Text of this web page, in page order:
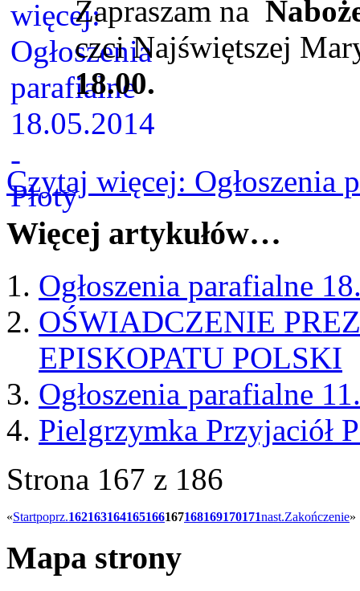
Zapraszam na
czci Najświętszej
18.00.
Czytaj więcej: Ogłoszenia
Więcej artykułów…
Ogłoszenia parafialne
OŚWIADCZENIE
EPISKOPATU POLSKI
Ogłoszenia parafialne
Pielgrzymka Przyjaciół
Strona 167 z 186
«Startpoprz.162163164165166167168169170171nast.Zakończenie»
Mapa strony